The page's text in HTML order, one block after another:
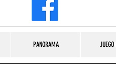
PANORAMA